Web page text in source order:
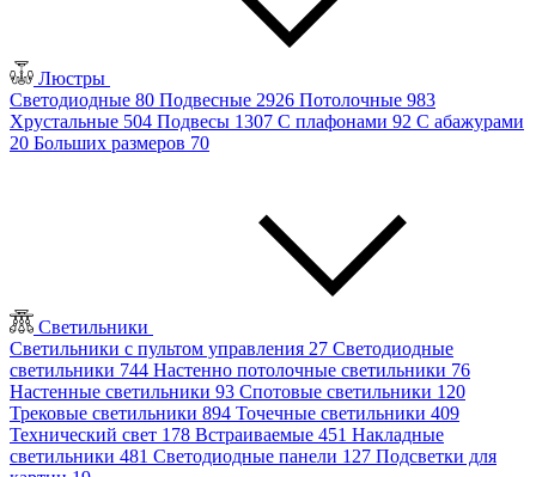
Люстры
Светодиодные 80 Подвесные 2926 Потолочные 983
Хрустальные 504 Подвесы 1307 С плафонами 92 С абажурами
20 Больших размеров 70
Светильники
Светильники с пультом управления 27 Светодиодные
светильники 744 Настенно потолочные светильники 76
Настенные светильники 93 Спотовые светильники 120
Трековые светильники 894 Точечные светильники 409
Технический свет 178 Встраиваемые 451 Накладные
светильники 481 Светодиодные панели 127 Подсветки для